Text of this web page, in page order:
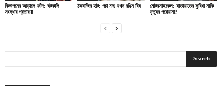
বিজ্ঞাপনের আড়ালে ফাঁদ: ঘটকালি
সংস্থার প্রতারণা
ঠকবাজির হাট: পচা মাছ যখন রঙিন বিষ
মোটরসাইকেল: যাতায়াতের সুবিধা নাকি
মৃত্যুর পরোয়ানা?